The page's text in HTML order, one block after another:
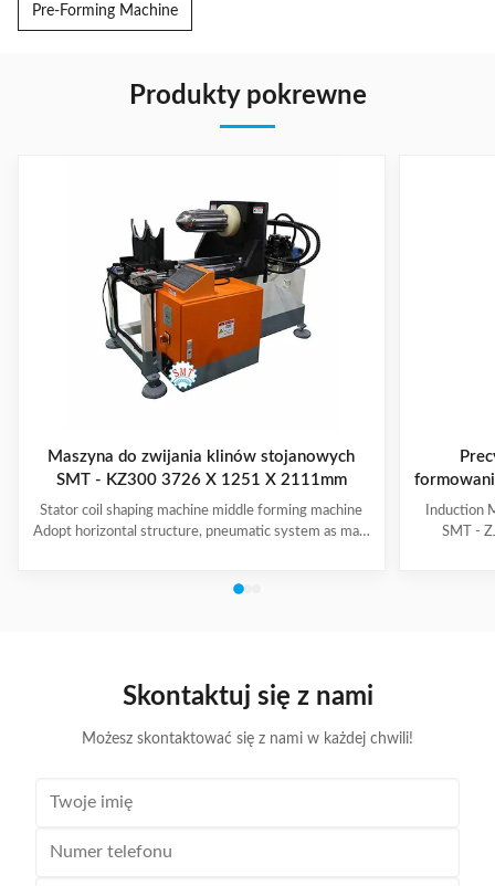
Pre-Forming Machine
Produkty pokrewne
Maszyna do zwijania klinów stojanowych
SMT - KZ300 3726 X 1251 X 2111mm
Stator coil shaping machine middle forming machine
Adopt horizontal structure, pneumatic system as main
expanding blades is synchronous, no need two times
after expending. (1)
Induction
SMT -
Skontaktuj się z nami
Możesz skontaktować się z nami w każdej chwili!